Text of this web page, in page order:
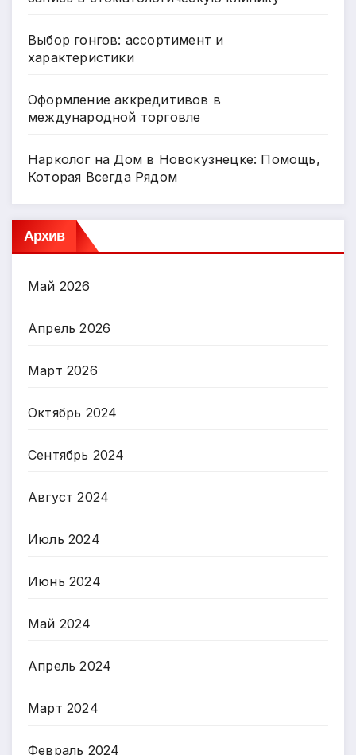
Выбор гонгов: ассортимент и
характеристики
Оформление аккредитивов в
международной торговле
Нарколог на Дом в Новокузнецке: Помощь,
Которая Всегда Рядом
Архив
Май 2026
Апрель 2026
Март 2026
Октябрь 2024
Сентябрь 2024
Август 2024
Июль 2024
Июнь 2024
Май 2024
Апрель 2024
Март 2024
Февраль 2024